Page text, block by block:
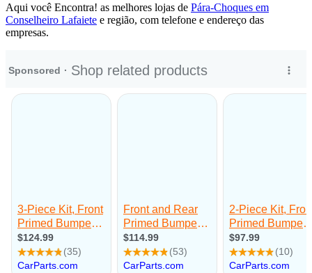
Aqui você Encontra! as melhores lojas de Pára-Choques em
Conselheiro Lafaiete e região, com telefone e endereço das
empresas.